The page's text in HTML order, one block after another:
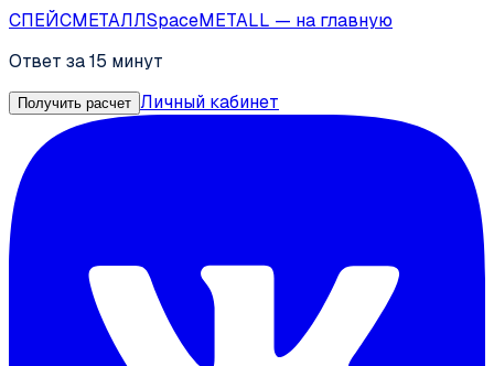
СПЕЙСМЕТАЛЛSpaceMETALL — на главную
Ответ за 15 минут
Получить расчет Личный кабинет